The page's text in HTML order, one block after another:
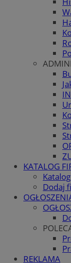
KATALOG
Dodaj
REKLAMA